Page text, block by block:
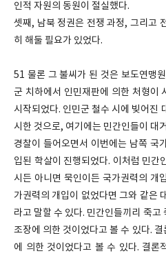
인적 자원의 동원이 절실했다.
셋째, 남북 정권은 전쟁 과정,그리고
히 해둘 필요가 있었다.
51 물론 그 불씨가 된 것은 보도연맹
군 치하에서 인민재판에 의한 처형이
시작되었다. 인민군 철수 시에 빚어진
시한 것으로, 여기에는 민간인들이 대
경찰이 들어오면서 이번에는 남쪽 국
입된 학살이 진행되었다. 이처럼 민간
시든 아니면 묵인이든 국가권력의 개
가권력의 개입이 없었다면 그와 같은
라고 말할 수 있다. 민간인들끼리 죽고
조장에 의한 것이었다고 볼 수 있다. 결
에 의한 것이었다고 볼 수 있다. 결론